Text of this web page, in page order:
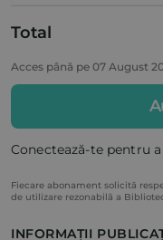
INFORMAȚII
Total
Acces până pe 07 August
Conectează-te pentru
Fiecare abonament solicită
de utilizare rezonabilă a